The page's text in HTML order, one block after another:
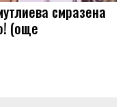
смразена
(още